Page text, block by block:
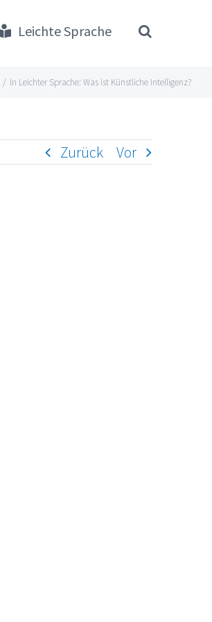
Leichte Sprache
/ In Leichter Sprache: Was ist Künstliche Intelligenz?
Zurück Vor